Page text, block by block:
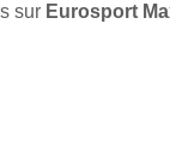
sur Eurosport